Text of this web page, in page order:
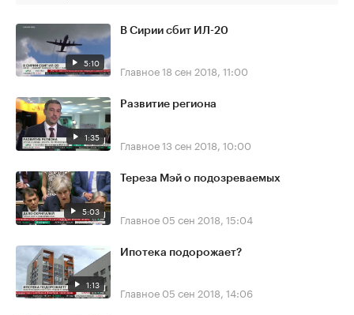
5:10
В Сирии сбит ИЛ-20
Главное18 сен 2018, 11:00
1:35
Развитие региона
Главное13 сен 2018, 10:00
5:03
Тереза Мэй о подозреваемых
Главное 05 сен 2018, 15:04
1:13
Ипотека подорожает?
Главное 05 сен 2018, 14:06